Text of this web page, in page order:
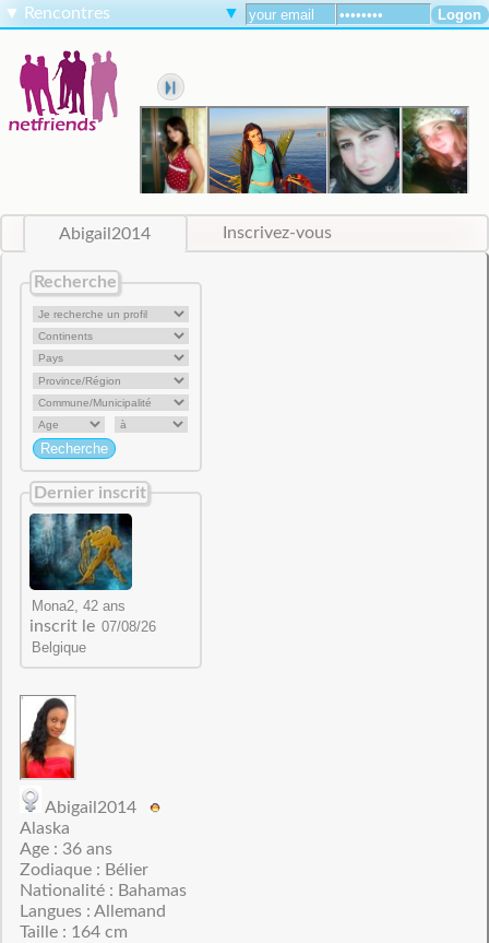
▼ Rencontres ▼
Abigail2014 Inscrivez-vous
Recherche
Dernier inscrit
inscrit le
Abigail2014
Alaska
Age : 36 ans
Zodiaque : Bélier
Nationalité : Bahamas
Langues : Allemand
Taille : 164 cm